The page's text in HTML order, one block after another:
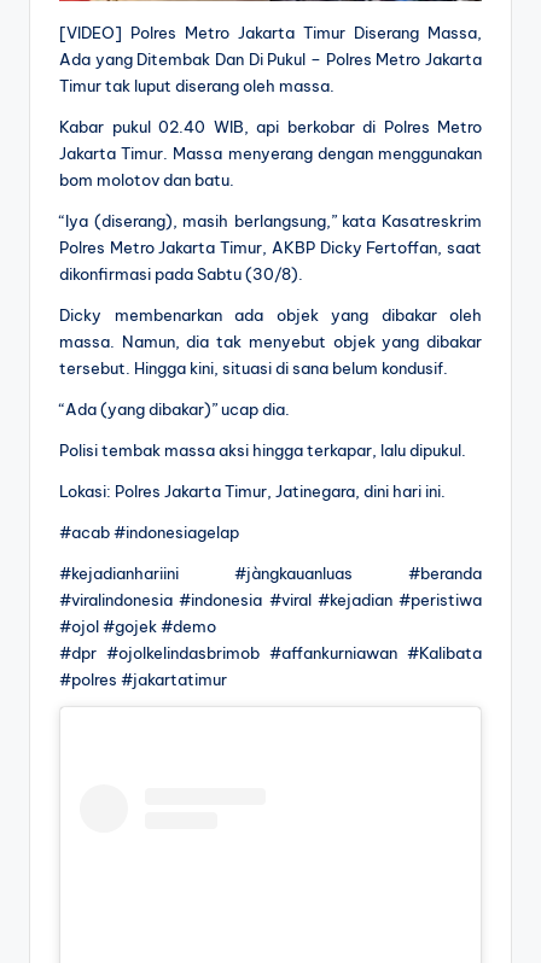
[VIDEO] Polres Metro Jakarta Timur Diserang Massa,
Ada yang Ditembak Dan Di Pukul – Polres Metro Jakarta
Timur tak luput diserang oleh massa.
Kabar pukul 02.40 WIB, api berkobar di Polres Metro
Jakarta Timur. Massa menyerang dengan menggunakan
bom molotov dan batu.
“Iya (diserang), masih berlangsung,” kata Kasatreskrim
Polres Metro Jakarta Timur, AKBP Dicky Fertoffan, saat
dikonfirmasi pada Sabtu (30/8).
Dicky membenarkan ada objek yang dibakar oleh
massa. Namun, dia tak menyebut objek yang dibakar
tersebut. Hingga kini, situasi di sana belum kondusif.
“Ada (yang dibakar)” ucap dia.
Polisi tembak massa aksi hingga terkapar, lalu dipukul.
Lokasi: Polres Jakarta Timur, Jatinegara, dini hari ini.
#acab #indonesiagelap
#kejadianhariini #jàngkauanluas #beranda
#viralindonesia #indonesia #viral #kejadian #peristiwa
#ojol #gojek #demo
#dpr #ojolkelindasbrimob #affankurniawan #Kalibata
#polres #jakartatimur